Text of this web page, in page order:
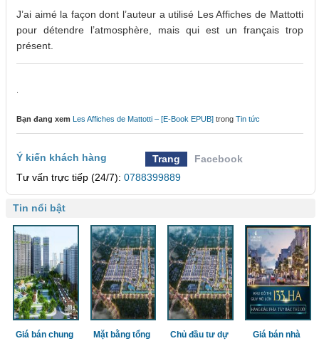
J’ai aimé la façon dont l’auteur a utilisé Les Affiches de Mattotti
pour détendre l’atmosphère, mais qui est un français trop
présent.
Bạn đang xem Les Affiches de Mattotti – [E-Book EPUB] trong Tin tức
Ý kiến khách hàng Trang
Facebook
Tư vấn trực tiếp (24/7): 0788399889
Tin nổi bật
Giá bán chung
Mặt bằng tổng
Chủ đầu tư dự
Giá bán nhà